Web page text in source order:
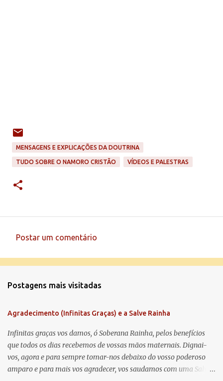
MENSAGENS E EXPLICAÇÕES DA DOUTRINA
TUDO SOBRE O NAMORO CRISTÃO VÍDEOS E PALESTRAS
e
t
á
r
i
o
Postar um comentário
Postagens mais visitadas
Agradecimento (Infinitas Graças) e a Salve Rainha
Infinitas graças vos damos, ó Soberana Rainha, pelos benefícios
que todos os dias recebemos de vossas mãos maternais. Dignai-
vos, agora e para sempre tomar-nos debaixo do vosso poderoso
amparo e para mais vos agradecer, vos saudamos com uma Salve